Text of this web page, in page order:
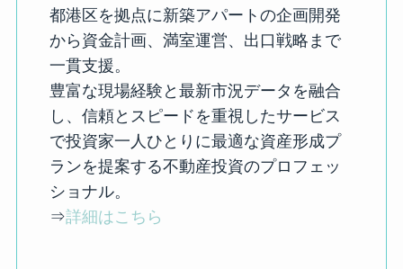
都港区を拠点に新築アパートの企画開発
から資金計画、満室運営、出口戦略まで
一貫支援。
豊富な現場経験と最新市況データを融合
し、信頼とスピードを重視したサービス
で投資家一人ひとりに最適な資産形成プ
ランを提案する不動産投資のプロフェッ
ショナル。
⇒詳細はこちら